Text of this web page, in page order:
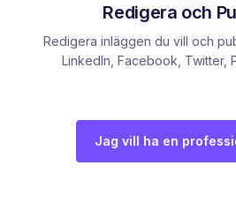
Redigera och
Redigera inläggen du vill och
LinkedIn, Facebook, Twitter,
Jag vill ha en